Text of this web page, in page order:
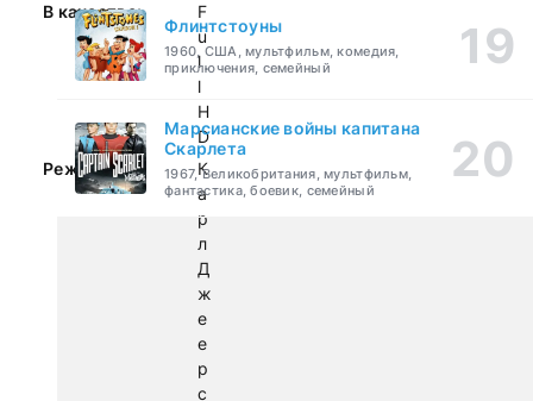
В качестве:
F
u
l
l
H
D
Режиссер:
К
а
р
л
Д
ж
е
е
р
с
Флинтстоуны
1960, США, мультфильм, комедия,
приключения, семейный
Марсианские войны капитана
Скарлета
1967, Великобритания, мультфильм,
фантастика, боевик, семейный